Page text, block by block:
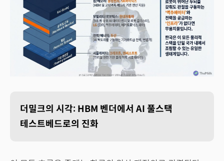
더밀크의 시각: HBM 벤더에서 AI 풀스택
테스트베드로의 진화